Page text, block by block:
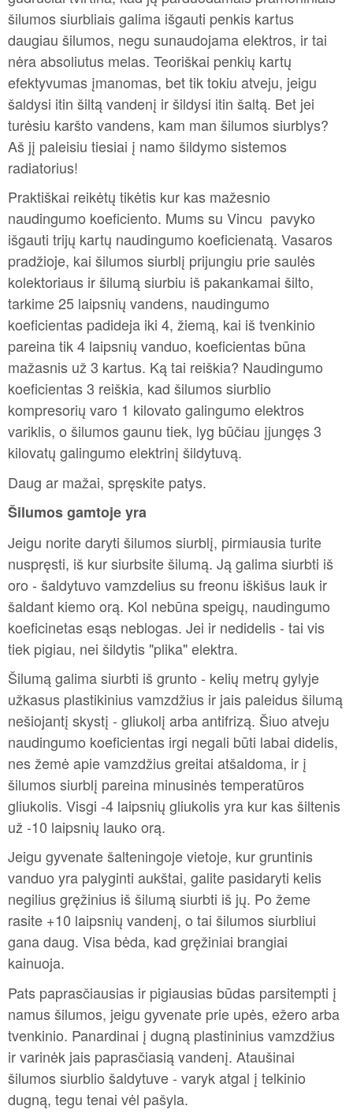
šilumos siurbliais galima išgauti penkis kartus
daugiau šilumos, negu sunaudojama elektros, ir tai
nėra absoliutus melas. Teoriškai penkių kartų
efektyvumas įmanomas, bet tik tokiu atveju, jeigu
šaldysi itin šiltą vandenį ir šildysi itin šaltą. Bet jei
turėsiu karšto vandens, kam man šilumos siurblys?
Aš jį paleisiu tiesiai į namo šildymo sistemos
radiatorius!
Praktiškai reikėtų tikėtis kur kas mažesnio
naudingumo koeficiento. Mums su Vincu pavyko
išgauti trijų kartų naudingumo koeficienatą. Vasaros
pradžioje, kai šilumos siurblį prijungiu prie saulės
kolektoriaus ir šilumą siurbiu iš pakankamai šilto,
tarkime 25 laipsnių vandens, naudingumo
koeficientas padideja iki 4, žiemą, kai iš tvenkinio
pareina tik 4 laipsnių vanduo, koeficientas būna
mažasnis už 3 kartus. Ką tai reiškia? Naudingumo
koeficientas 3 reiškia, kad šilumos siurblio
kompresorių varo 1 kilovato galingumo elektros
variklis, o šilumos gaunu tiek, lyg būčiau įjungęs 3
kilovatų galingumo elektrinį šildytuvą.
Daug ar mažai, spręskite patys.
Šilumos gamtoje yra
Jeigu norite daryti šilumos siurblį, pirmiausia turite
nuspręsti, iš kur siurbsite šilumą. Ją galima siurbti iš
oro - šaldytuvo vamzdelius su freonu iškišus lauk ir
šaldant kiemo orą. Kol nebūna speigų, naudingumo
koeficinetas esąs neblogas. Jei ir nedidelis - tai vis
tiek pigiau, nei šildytis "plika" elektra.
Šilumą galima siurbti iš grunto - kelių metrų gylyje
užkasus plastikinius vamzdžius ir jais paleidus šilumą
nešiojantį skystį - gliukolį arba antifrizą. Šiuo atveju
naudingumo koeficientas irgi negali būti labai didelis,
nes žemė apie vamzdžius greitai atšaldoma, ir į
šilumos siurblį pareina minusinės temperatūros
gliukolis. Visgi -4 laipsnių gliukolis yra kur kas šiltenis
už -10 laipsnių lauko orą.
Jeigu gyvenate šalteningoje vietoje, kur gruntinis
vanduo yra palyginti aukštai, galite pasidaryti kelis
negilius gręžinius iš šilumą siurbti iš jų. Po žeme
rasite +10 laipsnių vandenį, o tai šilumos siurbliui
gana daug. Visa bėda, kad gręžiniai brangiai
kainuoja.
Pats paprasčiausias ir pigiausias būdas parsitempti į
namus šilumos, jeigu gyvenate prie upės, ežero arba
tvenkinio. Panardinai į dugną plastininius vamzdžius
ir varinėk jais paprasčiasią vandenį. Ataušinai
šilumos siurblio šaldytuve - varyk atgal į telkinio
dugną, tegu tenai vėl pašyla.